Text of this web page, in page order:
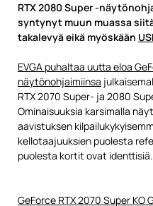
RTX 2080 Super -
syntynyt muun muassa
takalevyä eikä myöskään
EVGA puhaltaa uutta eloa
näytönohjaimiinsa
RTX 2070 Super- ja 2080
Ominaisuuksia karsimalla
aavistuksen
kellotaajuuksien puolesta
puolesta kortit ovat identtisiä.
GeForce RTX 2070 Super KO